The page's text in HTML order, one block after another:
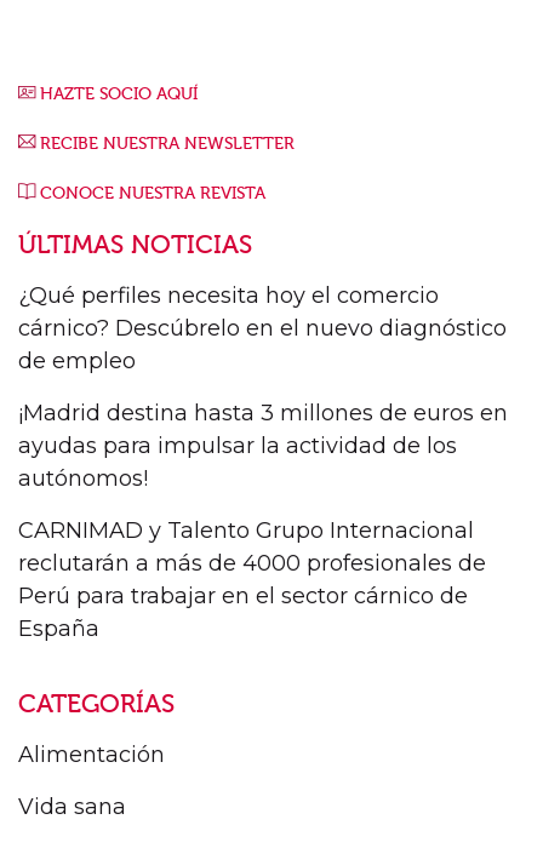
HAZTE SOCIO AQUÍ
RECIBE NUESTRA NEWSLETTER
CONOCE NUESTRA REVISTA
ÚLTIMAS NOTICIAS
¿Qué perfiles necesita hoy el comercio
cárnico? Descúbrelo en el nuevo diagnóstico
de empleo
¡Madrid destina hasta 3 millones de euros en
ayudas para impulsar la actividad de los
autónomos!
CARNIMAD y Talento Grupo Internacional
reclutarán a más de 4000 profesionales de
Perú para trabajar en el sector cárnico de
España
CATEGORÍAS
Alimentación
Vida sana